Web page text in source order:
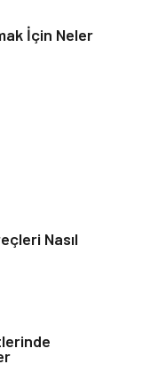
İçin Neler
Nasıl